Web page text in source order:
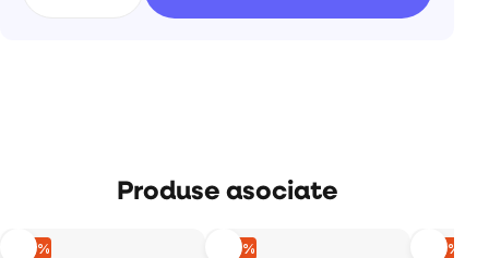
Produse asociate
–10 % –10 % –10 %